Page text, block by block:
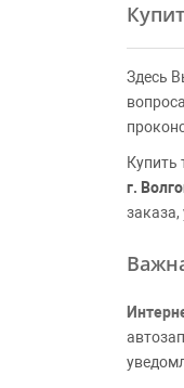
Здесь
Купить
г.